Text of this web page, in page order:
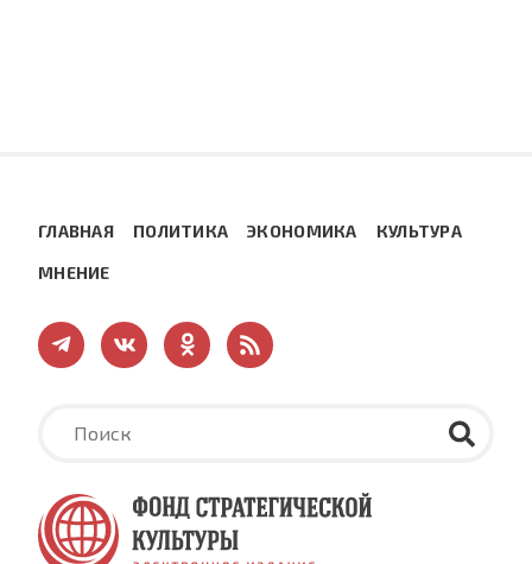
ГЛАВНАЯ ПОЛИТИКА ЭКОНОМИКА КУЛЬТУРА
МНЕНИЕ